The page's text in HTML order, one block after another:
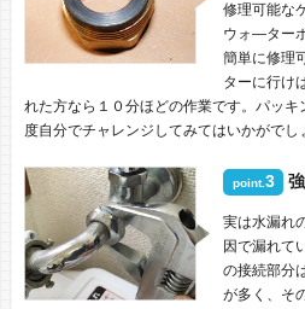
修理可能な
ウォ―ター
簡単に修理
ターに行け
れた方なら１０分ほどの作業です。パッ
度自分でチャレンジしてみてはいかがでし
point.3
実は水漏れ
因で漏れて
の接続部分
が多く、そ